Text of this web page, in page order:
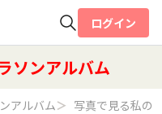
ログイン
ソンアルバム
アルバム＞ 写真で見る私の